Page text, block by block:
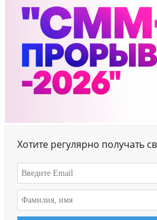
Хотите регулярно получать